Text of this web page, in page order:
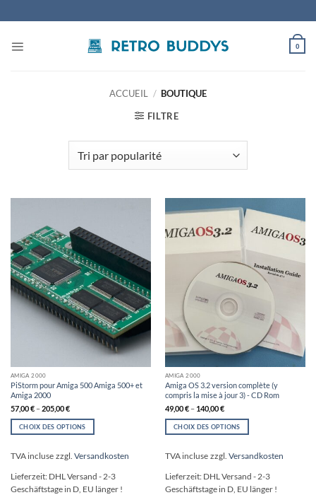
au
0
ACCUEIL / BOUTIQUE
FILTRE
AMIGA 2000
PiStorm pour Amiga 500 Amiga 500+ et
Amiga 2000
57,00€–205,00€
CHOIX DES OPTIONS
produit
plusieurs
variations.
TVA incluse zzgl. Versandkosten
Lieferzeit: DHL Versand - 2-3
Geschäftstage in D, EU länger !
AMIGA 2000
Amiga OS 3.2 version complète (y
compris la mise à jour 3) - CD Rom
49,00€– 140,00€
CHOIX DES OPTIONS
produit
plusieurs
variations.
TVA incluse zzgl. Versandkosten
Lieferzeit: DHL Versand - 2-3
Geschäftstage in D, EU länger !